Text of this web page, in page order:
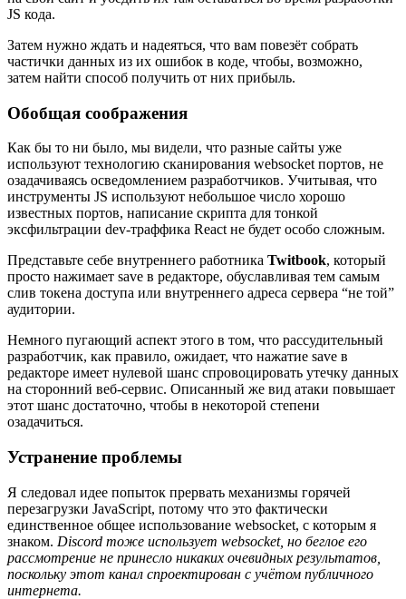
JS кода.
Затем нужно ждать и надеяться, что вам повезёт собрать
частички данных из их ошибок в коде, чтобы, возможно,
затем найти способ получить от них прибыль.
Обобщая соображения
Как бы то ни было, мы видели, что разные сайты уже
используют технологию сканирования websocket портов, не
озадачиваясь осведомлением разработчиков. Учитывая, что
инструменты JS используют небольшое число хорошо
известных портов, написание скрипта для тонкой
эксфильтрации dev-траффика React не будет особо сложным.
Представьте себе внутреннего работника Twitbook, который
просто нажимает save в редакторе, обуславливая тем самым
слив токена доступа или внутреннего адреса сервера “не той”
аудитории.
Немного пугающий аспект этого в том, что рассудительный
разработчик, как правило, ожидает, что нажатие save в
редакторе имеет нулевой шанс спровоцировать утечку данных
на сторонний веб-сервис. Описанный же вид атаки повышает
этот шанс достаточно, чтобы в некоторой степени
озадачиться.
Устранение проблемы
Я следовал идее попыток прервать механизмы горячей
перезагрузки JavaScript, потому что это фактически
единственное общее использование websocket, с которым я
знаком. Discord тоже использует websocket, но беглое его
рассмотрение не принесло никаких очевидных результатов,
поскольку этот канал спроектирован с учётом публичного
интернета.